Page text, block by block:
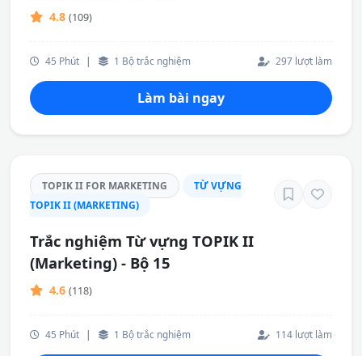
4.8 (109)
45 Phút | 1 Bộ trắc nghiệm 297 lượt làm
Làm bài ngay
TOPIK II FOR MARKETING
TỪ VỰNG
TOPIK II (MARKETING)
Trắc nghiệm Từ vựng TOPIK II
(Marketing) - Bộ 15
4.6 (118)
45 Phút | 1 Bộ trắc nghiệm 114 lượt làm